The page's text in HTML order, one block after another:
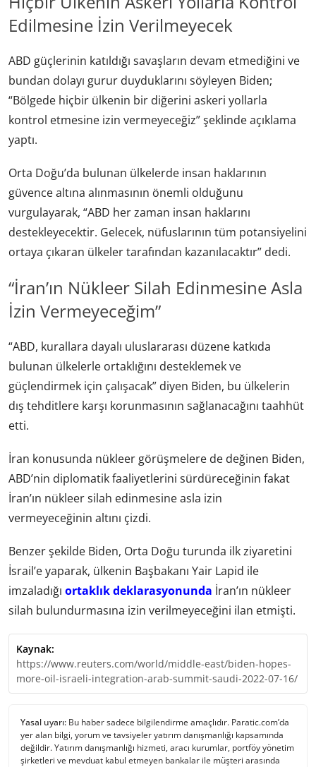
Edilmesine İzin Verilmeyecek
ABD güçlerinin katıldığı savaşların devam etmediğini ve
bundan dolayı gurur duyduklarını söyleyen Biden;
“Bölgede hiçbir ülkenin bir diğerini askeri yollarla
kontrol etmesine izin vermeyeceğiz” şeklinde açıklama
yaptı.
Orta Doğu’da bulunan ülkelerde insan haklarının
güvence altına alınmasının önemli olduğunu
vurgulayarak, “ABD her zaman insan haklarını
destekleyecektir. Gelecek, nüfuslarının tüm potansiyelini
ortaya çıkaran ülkeler tarafından kazanılacaktır” dedi.
“İran’ın Nükleer Silah Edinmesine Asla
İzin Vermeyeceğim”
“ABD, kurallara dayalı uluslararası düzene katkıda
bulunan ülkelerle ortaklığını desteklemek ve
güçlendirmek için çalışacak” diyen Biden, bu ülkelerin
dış tehditlere karşı korunmasının sağlanacağını taahhüt
etti.
İran konusunda nükleer görüşmelere de değinen Biden,
ABD’nin diplomatik faaliyetlerini sürdüreceğinin fakat
İran’ın nükleer silah edinmesine asla izin
vermeyeceğinin altını çizdi.
Benzer şekilde Biden, Orta Doğu turunda ilk ziyaretini
İsrail’e yaparak, ülkenin Başbakanı Yair Lapid ile
imzaladığı ortaklık deklarasyonunda İran’ın nükleer
silah bulundurmasına izin verilmeyeceğini ilan etmişti.
Kaynak:
https://www.reuters.com/world/middle-east/biden-hopes-
more-oil-israeli-integration-arab-summit-saudi-2022-07-16/
Yasal uyarı: Bu haber sadece bilgilendirme amaçlıdır. Paratic.com’da
yer alan bilgi, yorum ve tavsiyeler yatırım danışmanlığı kapsamında
değildir. Yatırım danışmanlığı hizmeti, aracı kurumlar, portföy yönetim
şirketleri ve mevduat kabul etmeyen bankalar ile müşteri arasında